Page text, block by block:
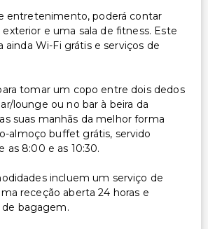
entretenimento, poderá contar
e uma sala de fitness. Este
ainda Wi-Fi grátis e serviços de
tomar um copo entre dois dedos
lounge ou no bar à beira da
suas manhãs da melhor forma
almoço buffet grátis, servido
as 8:00 e as 10:30.
incluem um serviço de
receção aberta 24 horas e
bagagem.